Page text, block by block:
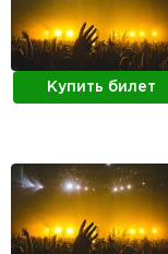
Купить билет